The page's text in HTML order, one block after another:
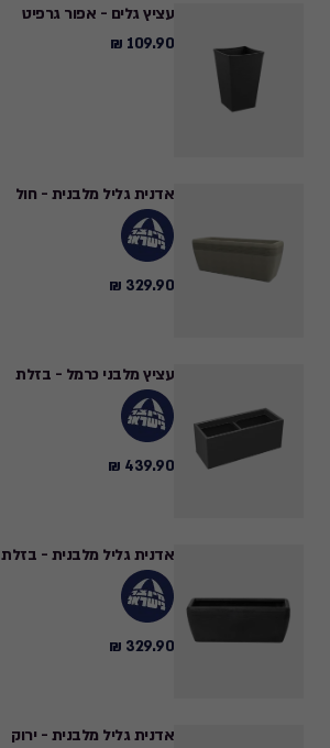
עציץ גלים - אפור גרפיט
109.90
109.90 ₪
אדנית גליל מלבנית - חול
329.90
329.90 ₪
עציץ מלבני כרמל - בזלת
439.90
439.90 ₪
אדנית גליל מלבנית - בזלת
329.90
329.90 ₪
אדנית גליל מלבנית - ירוק